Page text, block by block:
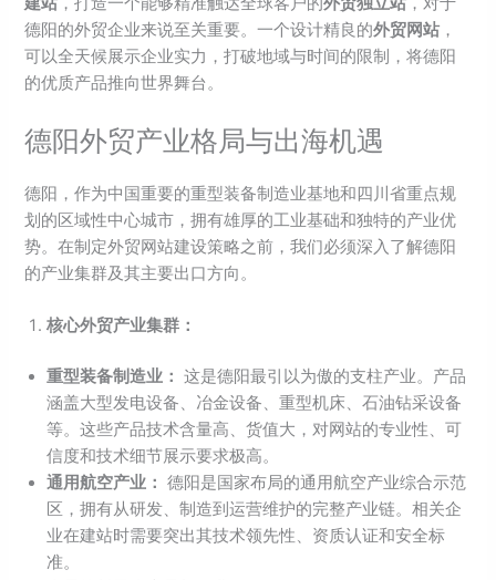
德阳的外贸企业来说至关重要。一个设计精良的外贸网站 ，
可以全天候展示企业实力，打破地域与时间的限制，将德阳
的优质产品推向世界舞台。
德阳外贸产业格局与出海机遇
德阳，作为中国重要的重型装备制造业基地和四川省重点规
划的区域性中心城市，拥有雄厚的工业基础和独特的产业优
势。在制定外贸网站建设策略之前，我们必须深入了解德阳
的产业集群及其主要出口方向。
核心外贸产业集群：
重型装备制造业： 这是德阳最引以为傲的支柱产业。产品
涵盖大型发电设备、冶金设备、重型机床、石油钻采设备
等。这些产品技术含量高、货值大，对网站的专业性、可
信度和技术细节展示要求极高。
通用航空产业： 德阳是国家布局的通用航空产业综合示范
区，拥有从研发、制造到运营维护的完整产业链。相关企
业在建站时需要突出其技术领先性、资质认证和安全标
准。